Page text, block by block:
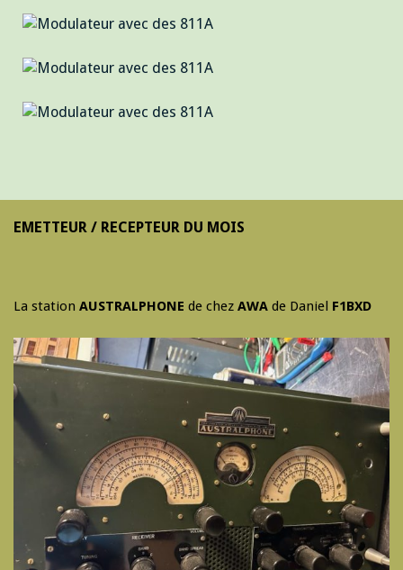
EMETTEUR / RECEPTEUR DU MOIS
La station AUSTRALPHONE de chez AWA de Daniel F1BXD